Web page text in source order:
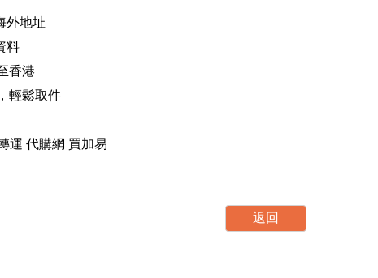
外地址
料
香港
輕鬆取件
運 代購網 買加易